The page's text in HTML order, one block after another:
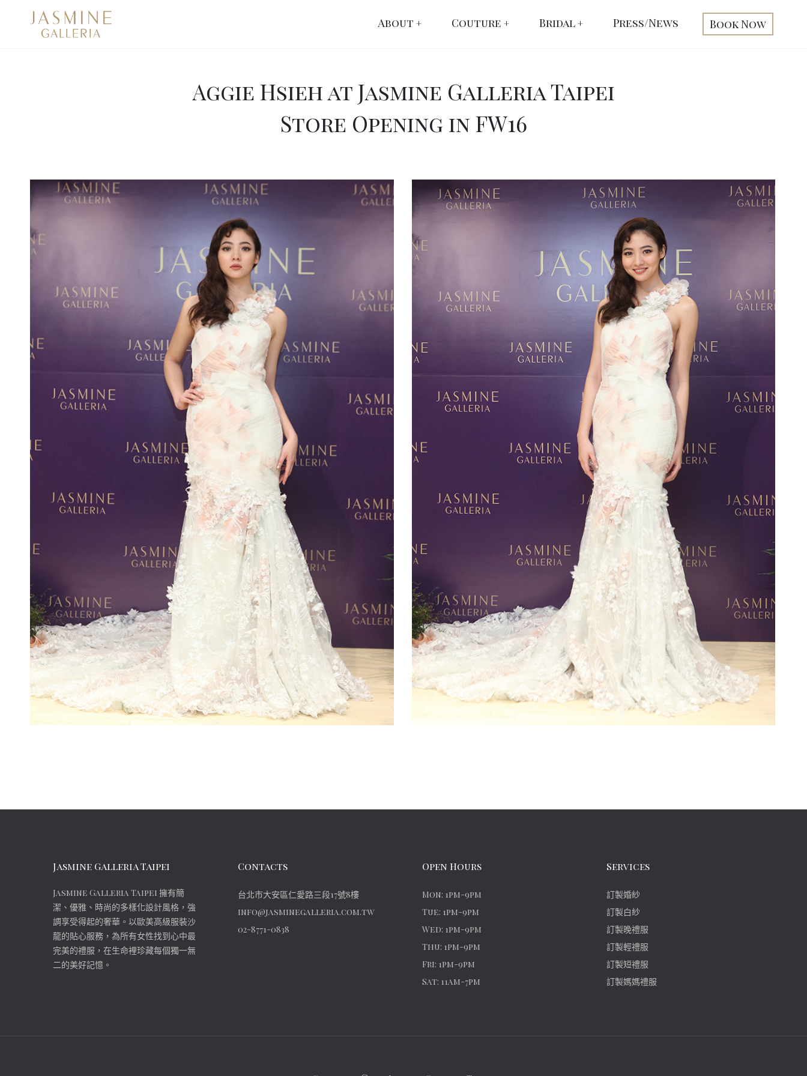
About Couture Bridal Press/News Book Now
Aggie Hsieh at Jasmine Galleria Taipei
Store Opening in FW16
Jasmine Galleria Taipei
Jasmine Galleria Taipei 擁有簡
潔、優雅、時尚的多樣化設計風格，強
調享受得起的奢華。以歐美高級服裝沙
龍的貼心服務，為所有女性找到心中最
完美的禮服，在生命裡珍藏每個獨一無
二的美好記憶。
Contacts
台北市大安區仁愛路三段17號8樓
info@jasminegalleria.com.tw
02-8771-0838
Open Hours
Mon: 1pm-9pm
Tue: 1pm-9pm
Wed: 1pm-9pm
Thu: 1pm-9pm
Fri: 1pm-9pm
Sat: 11am-7pm
Services
訂製婚紗
訂製白紗
訂製晚禮服
訂製輕禮服
訂製短禮服
訂製媽媽禮服